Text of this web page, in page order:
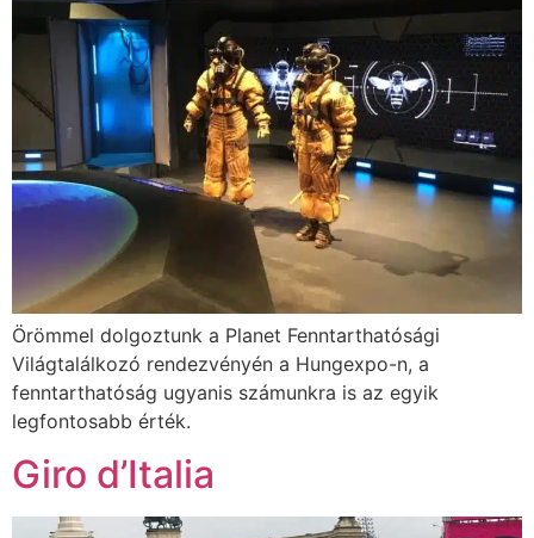
Örömmel dolgoztunk a Planet Fenntarthatósági
Világtalálkozó rendezvényén a Hungexpo-n, a
fenntarthatóság ugyanis számunkra is az egyik
legfontosabb érték.
Giro d’Italia